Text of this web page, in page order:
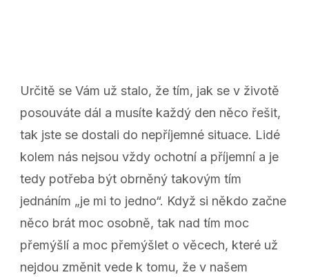
Určitě se Vám už stalo, že tím, jak se v životě
posouváte dál a musíte každý den něco řešit,
tak jste se dostali do nepříjemné situace. Lidé
kolem nás nejsou vždy ochotní a příjemní a je
tedy potřeba být obrněný takovým tím
jednáním „je mi to jedno“. Když si někdo začne
něco brát moc osobně, tak nad tím moc
přemýšlí a moc přemýšlet o věcech, které už
nejdou změnit vede k tomu, že v našem